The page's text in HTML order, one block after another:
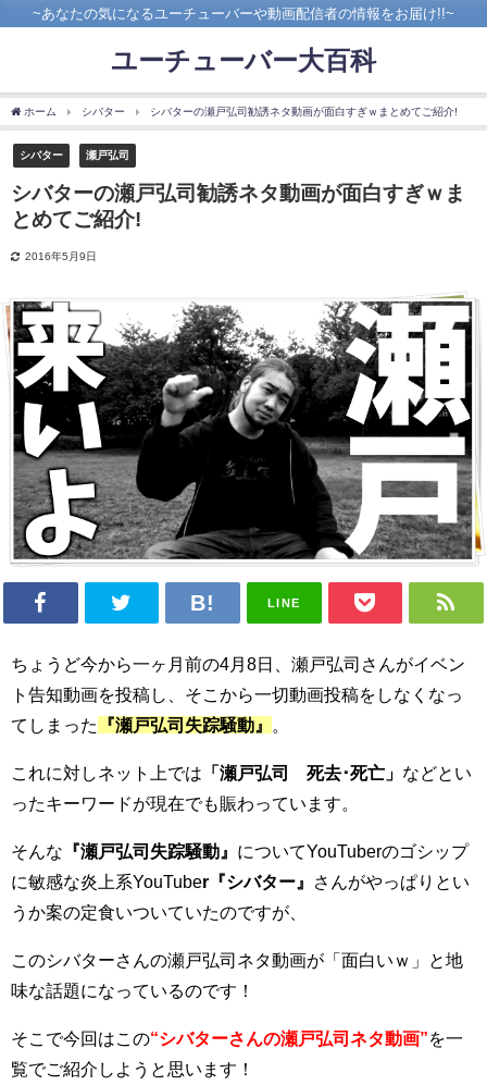
~あなたの気になるユーチューバーや動画配信者の情報をお届け!!~
ユーチューバー大百科
ホーム シバター シバターの瀬戸弘司勧誘ネタ動画が面白すぎｗまとめてご紹介!
シバター 瀬戸弘司
シバターの瀬戸弘司勧誘ネタ動画が面白すぎｗま
とめてご紹介!
2016年5月9日
LINE
ちょうど今から一ヶ月前の4月8日、瀬戸弘司さんがイベン
ト告知動画を投稿し、そこから一切動画投稿をしなくなっ
てしまった
『瀬戸弘司失踪騒動』 。
これに対しネット上では 「瀬戸弘司 死去･死亡」 などとい
ったキーワードが現在でも賑わっています。
そんな 『瀬戸弘司失踪騒動』 についてYouTuberのゴシップ
に敏感な炎上系YouTuber『シバター』
さんがやっぱりとい
うか案の定食いついていたのですが、
このシバターさんの瀬戸弘司ネタ動画が「面白いｗ」と地
味な話題になっているのです！
そこで今回はこの“シバターさんの瀬戸弘司ネタ動画”を一
覧でご紹介しようと思います！